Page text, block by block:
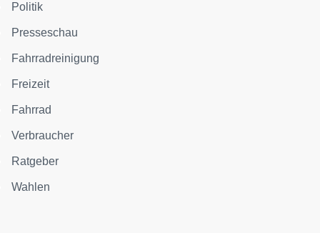
Politik
Presseschau
Fahrradreinigung
Freizeit
Fahrrad
Verbraucher
Ratgeber
Wahlen